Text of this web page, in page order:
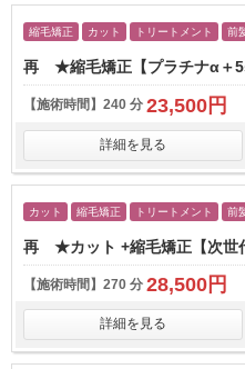
縮毛矯正 カット トリートメント 前
再 ★縮毛矯正【プラチナα＋
【施術時間】 240 分 23,500円
詳細を見る
カット 縮毛矯正 トリートメント 前
再 ★カット +縮毛矯正【次世
【施術時間】 270 分 28,500円
詳細を見る